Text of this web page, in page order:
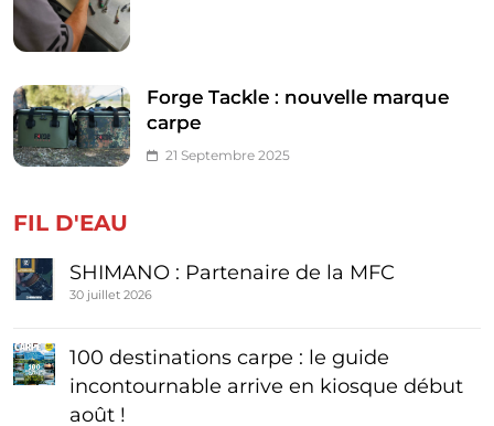
Forge Tackle : nouvelle marque
carpe
21 Septembre 2025
FIL D'EAU
SHIMANO : Partenaire de la MFC
30 juillet 2026
100 destinations carpe : le guide
incontournable arrive en kiosque début
août !